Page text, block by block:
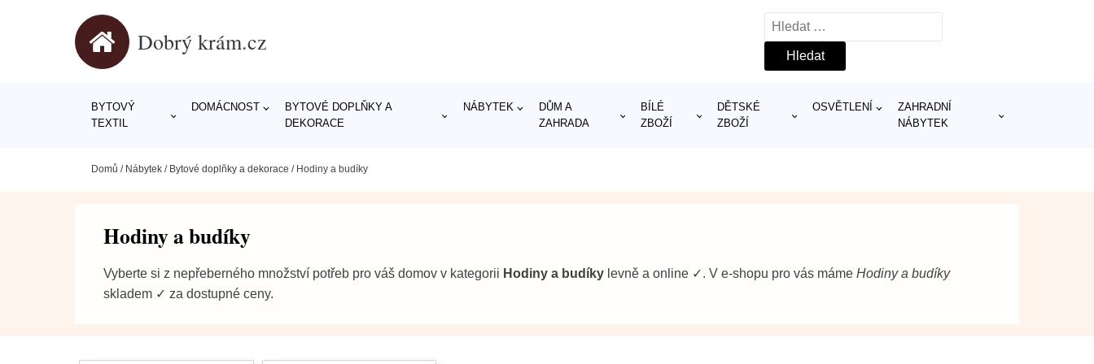
Dobrý krám.cz
Vyhledávání
BYTOVÝ
TEXTIL
DOMÁCNOST
BYTOVÉ DOPLŇKY A
DEKORACE
NÁBYTEK
DŮM A
ZAHRADA
BÍLÉ
ZBOŽÍ
DĚTSKÉ
ZBOŽÍ
OSVĚTLENÍ
ZAHRADNÍ
NÁBYTEK
Domů / Nábytek / Bytové doplňky a dekorace / Hodiny a budíky
Hodiny a budíky
Vyberte si z nepřeberného množství potřeb pro váš domov v kategorii Hodiny a budíky levně a online ✓. V e-shopu pro vás máme Hodiny a budíky
skladem ✓ za dostupné ceny.